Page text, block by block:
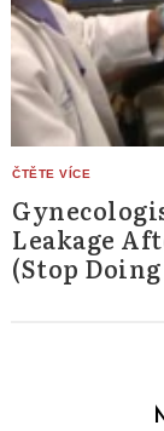
Leakage
(Stop